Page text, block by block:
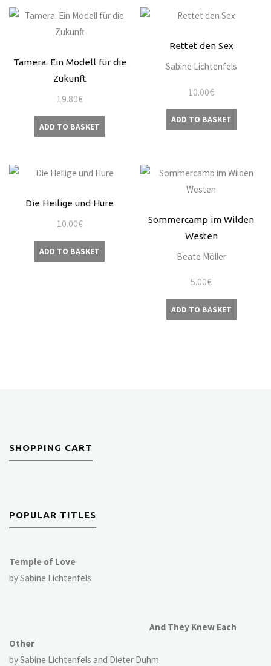
Tamera. Ein Modell für die
Zukunft
19.80€
ADD TO BASKET
Rettet den Sex
Sabine Lichtenfels
10.00€
ADD TO BASKET
Die Heilige und Hure
10.00€
ADD TO BASKET
Sommercamp im Wilden
Westen
Beate Möller
5.00€
ADD TO BASKET
SHOPPING CART
POPULAR TITLES
Temple of Love
by Sabine Lichtenfels
And They Knew Each
Other
by Sabine Lichtenfels and Dieter Duhm